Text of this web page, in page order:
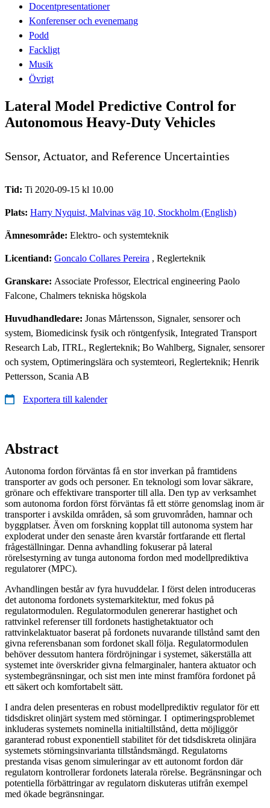
Docentpresentationer
Konferenser och evenemang
Podd
Fackligt
Musik
Övrigt
Lateral Model Predictive Control for
Autonomous Heavy-Duty Vehicles
Sensor, Actuator, and Reference Uncertainties
Tid: Ti 2020-09-15 kl 10.00
Plats: Harry Nyquist, Malvinas väg 10, Stockholm (English)
Ämnesområde: Elektro- och systemteknik
Licentiand: Goncalo Collares Pereira , Reglerteknik
Granskare: Associate Professor, Electrical engineering Paolo
Falcone, Chalmers tekniska högskola
Huvudhandledare: Jonas Mårtensson, Signaler, sensorer och
system, Biomedicinsk fysik och röntgenfysik, Integrated Transport
Research Lab, ITRL, Reglerteknik; Bo Wahlberg, Signaler, sensorer
och system, Optimeringslära och systemteori, Reglerteknik; Henrik
Pettersson, Scania AB
Exportera till kalender
Abstract
Autonoma fordon förväntas få en stor inverkan på framtidens
transporter av gods och personer. En teknologi som lovar säkrare,
grönare och effektivare transporter till alla. Den typ av verksamhet
som autonoma fordon först förväntas få ett större genomslag inom är
transporter i avskilda områden, så som gruvområden, hamnar och
byggplatser. Även om forskning kopplat till autonoma system har
exploderat under den senaste åren kvarstår fortfarande ett flertal
frågeställningar. Denna avhandling fokuserar på lateral
rörelsestyrning av tunga autonoma fordon med modellprediktiva
regulatorer (MPC).
Avhandlingen består av fyra huvuddelar. I först delen introduceras
det autonoma fordonets systemarkitektur, med fokus på
regulatormodulen. Regulatormodulen genererar hastighet och
rattvinkel referenser till fordonets hastighetaktuator och
rattvinkelaktuator baserat på fordonets nuvarande tillstånd samt den
givna referensbanan som fordonet skall följa. Regulatormodulen
behöver dessutom hantera fördröjningar i systemet, säkerställa att
systemet inte överskrider givna felmarginaler, hantera aktuator och
systembegränsningar, och sist men inte minst framföra fordonet på
ett säkert och komfortabelt sätt.
I andra delen presenteras en robust modellprediktiv regulator för ett
tidsdiskret olinjärt system med störningar. I optimeringsproblemet
inkluderas systemets nominella initialtillstånd, detta möjliggör
garanterad robust exponentiell stabilitet för det tidsdiskreta olinjära
systemets störningsinvarianta tillståndsmängd. Regulatorns
prestanda visas genom simuleringar av ett autonomt fordon där
regulatorn kontrollerar fordonets laterala rörelse. Begränsningar och
potentiella förbättringar av regulatorn diskuteras utifrån exempel
med ökade begränsningar.